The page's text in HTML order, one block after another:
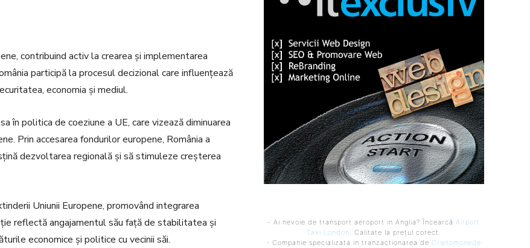
contribuind activ la crearea și implementarea
participă la procesul decizional care influențează
economia și mediul.
în politica de coeziune a UE, care vizează diminuarea
Prin accesarea fondurilor europene, România a
dezvoltarea regională și să stimuleze creșterea
Uniunii Europene, promovând integrarea
reflectă angajamentul său față de stabilitatea și
economice și politice cu vecinii săi.
- Ai nevoie de transport aeroport in Anglia? ÎncearcăAirport
Taxi London. Calitate la prețul corect.
- Companie specializata in tranzactionarea deCriptomonede